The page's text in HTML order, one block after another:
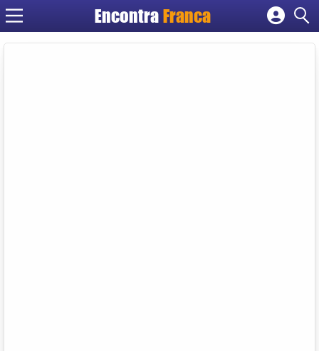
Encontra Franca
Cadastrar empresa